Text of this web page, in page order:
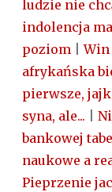
ludzie nie
indolencja
poziom |Win
afrykańska
pierwsze,
syna, ale...
bankowej
naukowe a
Pieprzenie